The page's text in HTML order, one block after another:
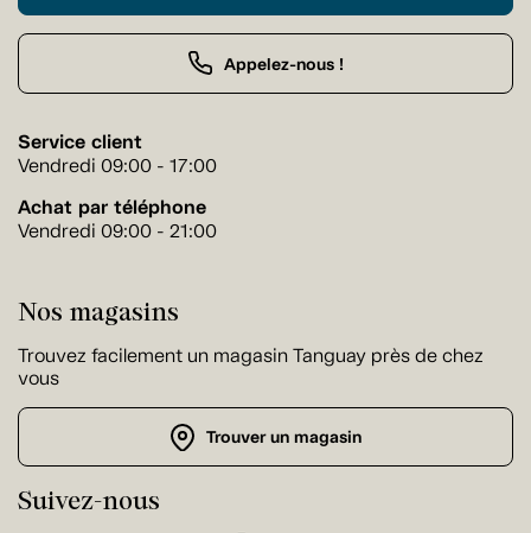
Appelez-nous !
Service client
Vendredi 09:00 - 17:00
Achat par téléphone
Vendredi 09:00 - 21:00
Nos magasins
Trouvez facilement un magasin Tanguay près de chez
vous
Trouver un magasin
Suivez-nous